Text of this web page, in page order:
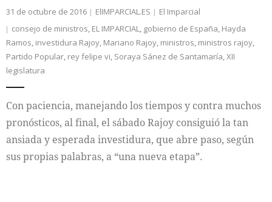
31 de octubre de 2016 ElIMPARCIAL.ES
El Imparcial
consejo de ministros, EL IMPARCIAL, gobierno de España, Hayda
Ramos, investidura Rajoy, Mariano Rajoy, ministros, ministros rajoy,
Partido Popular, rey felipe vi, Soraya Sánez de Santamaría,XII
legislatura
Con paciencia, manejando los tiempos y contra muchos
pronósticos, al final, el sábado Rajoy consiguió la tan
ansiada y esperada investidura, que abre paso, según
sus propias palabras, a “una nueva etapa”.